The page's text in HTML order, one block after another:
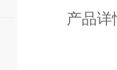
产品详